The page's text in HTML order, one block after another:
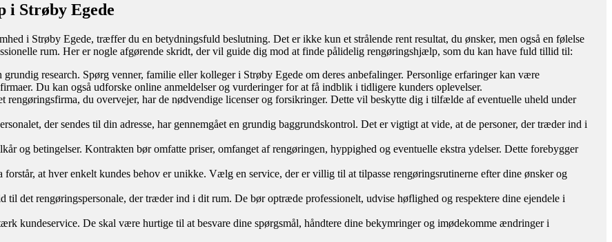
i Strøby Egede
i Strøby Egede, træffer du en betydningsfuld beslutning. Det er ikke kun et strålende rent resultat, du ønsker, men også en følelse
rum. Her er nogle afgørende skridt, der vil guide dig mod at finde pålidelig rengøringshjælp, som du kan have fuld tillid til:
grundig research. Spørg venner, familie eller kolleger i Strøby Egede om deres anbefalinger. Personlige erfaringer kan være
Du kan også udforske online anmeldelser og vurderinger for at få indblik i tidligere kunders oplevelser.
rengøringsfirma, du overvejer, har de nødvendige licenser og forsikringer. Dette vil beskytte dig i tilfælde af eventuelle uheld under
der sendes til din adresse, har gennemgået en grundig baggrundskontrol. Det er vigtigt at vide, at de personer, der træder ind i
og betingelser. Kontrakten bør omfatte priser, omfanget af rengøringen, hyppighed og eventuelle ekstra ydelser. Dette forebygger
forstår, at hver enkelt kundes behov er unikke. Vælg en service, der er villig til at tilpasse rengøringsrutinerne efter dine ønsker og
til det rengøringspersonale, der træder ind i dit rum. De bør optræde professionelt, udvise høflighed og respektere dine ejendele i
kundeservice. De skal være hurtige til at besvare dine spørgsmål, håndtere dine bekymringer og imødekomme ændringer i